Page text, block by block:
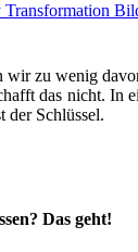
wir zu wenig
das nicht. In
der Schlüssel.
Das geht!